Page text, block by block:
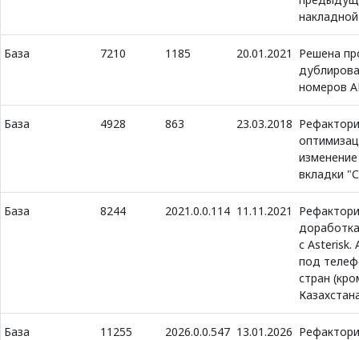
накладной
База 7210 1185 20.01.2021
Решена
номеров
База 4928 863 23.03.2018
вкладки
База 8244 2021.0.0.114 11.11.2021
с Asterisk.
под
стран
База 11255 2026.0.0.547 13.01.2026